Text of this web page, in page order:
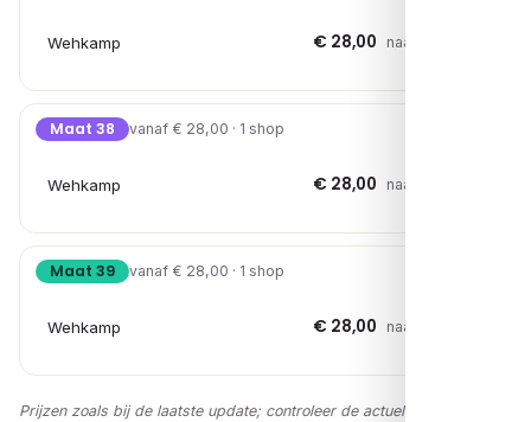
Wehkamp € 28,00 naar shop →
Maat 38 vanaf € 28,00 · 1 shop
Wehkamp € 28,00 naar shop →
Maat 39 vanaf € 28,00 · 1 shop
Wehkamp € 28,00 naar shop →
Prijzen zoals bij de laatste update; controleer de actuele prijs in de